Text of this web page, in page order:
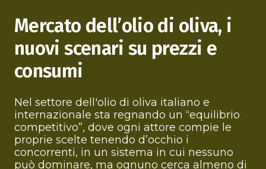
Mercato dell’olio di oliva, i
nuovi scenari su prezzi e
consumi
Nel settore dell'olio di oliva italiano e
internazionale sta regnando un “equilibrio
competitivo”, dove ogni attore compie le
proprie scelte tenendo d’occhio i
concorrenti, in un sistema in cui nessuno
può dominare, ma ognuno cerca almeno di